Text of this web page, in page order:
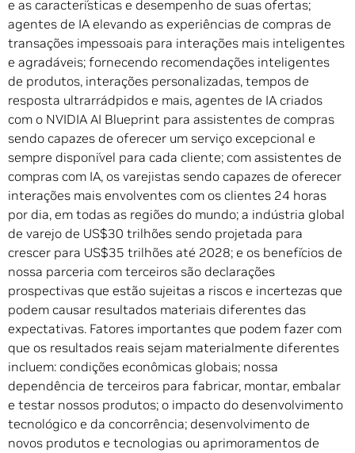
e as características e desempenho de suas ofertas;
agentes de IA elevando as experiências de compras de
transações impessoais para interações mais inteligentes
e agradáveis; fornecendo recomendações inteligentes
de produtos, interações personalizadas, tempos de
resposta ultrarrádpidos e mais, agentes de IA criados
com o NVIDIA AI Blueprint para assistentes de compras
sendo capazes de oferecer um serviço excepcional e
sempre disponível para cada cliente; com assistentes de
compras com IA, os varejistas sendo capazes de oferecer
interações mais envolventes com os clientes 24 horas
por dia, em todas as regiões do mundo; a indústria global
de varejo de US$30 trilhões sendo projetada para
crescer para US$35 trilhões até 2028; e os benefícios de
nossa parceria com terceiros são declarações
prospectivas que estão sujeitas a riscos e incertezas que
podem causar resultados materiais diferentes das
expectativas. Fatores importantes que podem fazer com
que os resultados reais sejam materialmente diferentes
incluem: condições econômicas globais; nossa
dependência de terceiros para fabricar, montar, embalar
e testar nossos produtos; o impacto do desenvolvimento
tecnológico e da concorrência; desenvolvimento de
novos produtos e tecnologias ou aprimoramentos de